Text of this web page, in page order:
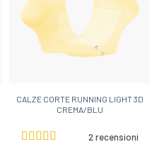
CALZE CORTE RUNNING LIGHT 3D
CREMA/BLU
2 recensioni